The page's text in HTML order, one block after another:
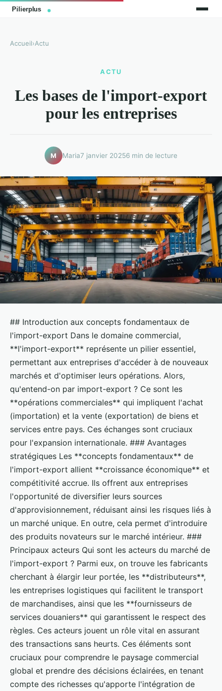
Accueil›Actu
ACTU
Les bases de l'import-export
pour les entreprises
M Maria7 janvier 20256 min de lecture
## Introduction aux concepts fondamentaux de
l'import-export Dans le domaine commercial,
**l'import-export** représente un pilier essentiel,
permettant aux entreprises d'accéder à de nouveaux
marchés et d'optimiser leurs opérations. Alors,
qu'entend-on par import-export ? Ce sont les
**opérations commerciales** qui impliquent l'achat
(importation) et la vente (exportation) de biens et
services entre pays. Ces échanges sont cruciaux
pour l'expansion internationale. ### Avantages
stratégiques Les **concepts fondamentaux** de
l'import-export allient **croissance économique** et
compétitivité accrue. Ils offrent aux entreprises
l'opportunité de diversifier leurs sources
d'approvisionnement, réduisant ainsi les risques liés à
un marché unique. En outre, cela permet d'introduire
des produits novateurs sur le marché intérieur. ###
Principaux acteurs Qui sont les acteurs du marché de
l'import-export ? Parmi eux, on trouve les fabricants
cherchant à élargir leur portée, les **distributeurs**,
les entreprises logistiques qui facilitent le transport
de marchandises, ainsi que les **fournisseurs de
services douaniers** qui garantissent le respect des
règles. Ces acteurs jouent un rôle vital en assurant
des transactions sans heurts. Ces éléments sont
cruciaux pour comprendre le paysage commercial
global et prendre des décisions éclairées, en tenant
compte des richesses qu'apporte l'intégration de